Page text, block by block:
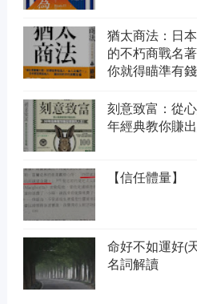
猶太商法：日
的不朽商戰名
你就得瞄準有
刻意致富：從
年經典教你賺
【信任體量】
命好不如運好(
名詞解讀